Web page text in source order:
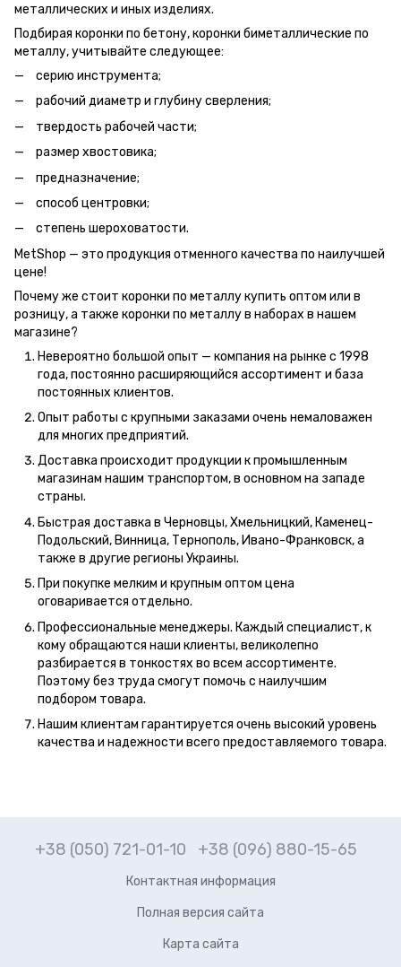
металлических и иных изделиях.
Подбирая коронки по бетону, коронки биметаллические по
металлу, учитывайте следующее:
серию инструмента;
рабочий диаметр и глубину сверления;
твердость рабочей части;
размер хвостовика;
предназначение;
способ центровки;
степень шероховатости.
MetShop — это продукция отменного качества по наилучшей
цене!
Почему же стоит коронки по металлу купить оптом или в
розницу, а также коронки по металлу в наборах в нашем
магазине?
Невероятно большой опыт — компания на рынке с 1998
года, постоянно расширяющийся ассортимент и база
постоянных клиентов.
Опыт работы с крупными заказами очень немаловажен
для многих предприятий.
Доставка происходит продукции к промышленным
магазинам нашим транспортом, в основном на западе
страны.
Быстрая доставка в Черновцы, Хмельницкий, Каменец-
Подольский, Винница, Тернополь, Ивано-Франковск, а
также в другие регионы Украины.
При покупке мелким и крупным оптом цена
оговаривается отдельно.
Профессиональные менеджеры. Каждый специалист, к
кому обращаются наши клиенты, великолепно
разбирается в тонкостях во всем ассортименте.
Поэтому без труда смогут помочь с наилучшим
подбором товара.
Нашим клиентам гарантируется очень высокий уровень
качества и надежности всего предоставляемого товара.
+38 (050) 721-01-10 +38 (096) 880-15-65
Контактная информация
Полная версия сайта
Карта сайта